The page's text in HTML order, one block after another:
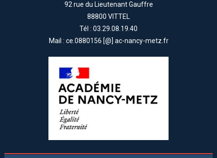
92 rue du Lieutenant Gauffre
88800 VITTEL
Tél : 03.29.08.19.40
Mail : ce.0880156 [@] ac-nancy-metz.fr